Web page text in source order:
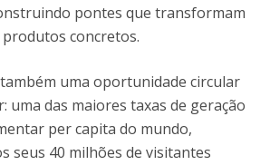
pontes que transformam
concretos.
uma oportunidade circular
uma das maiores taxas de geração
per capita do mundo,
seus 40 milhões de visitantes